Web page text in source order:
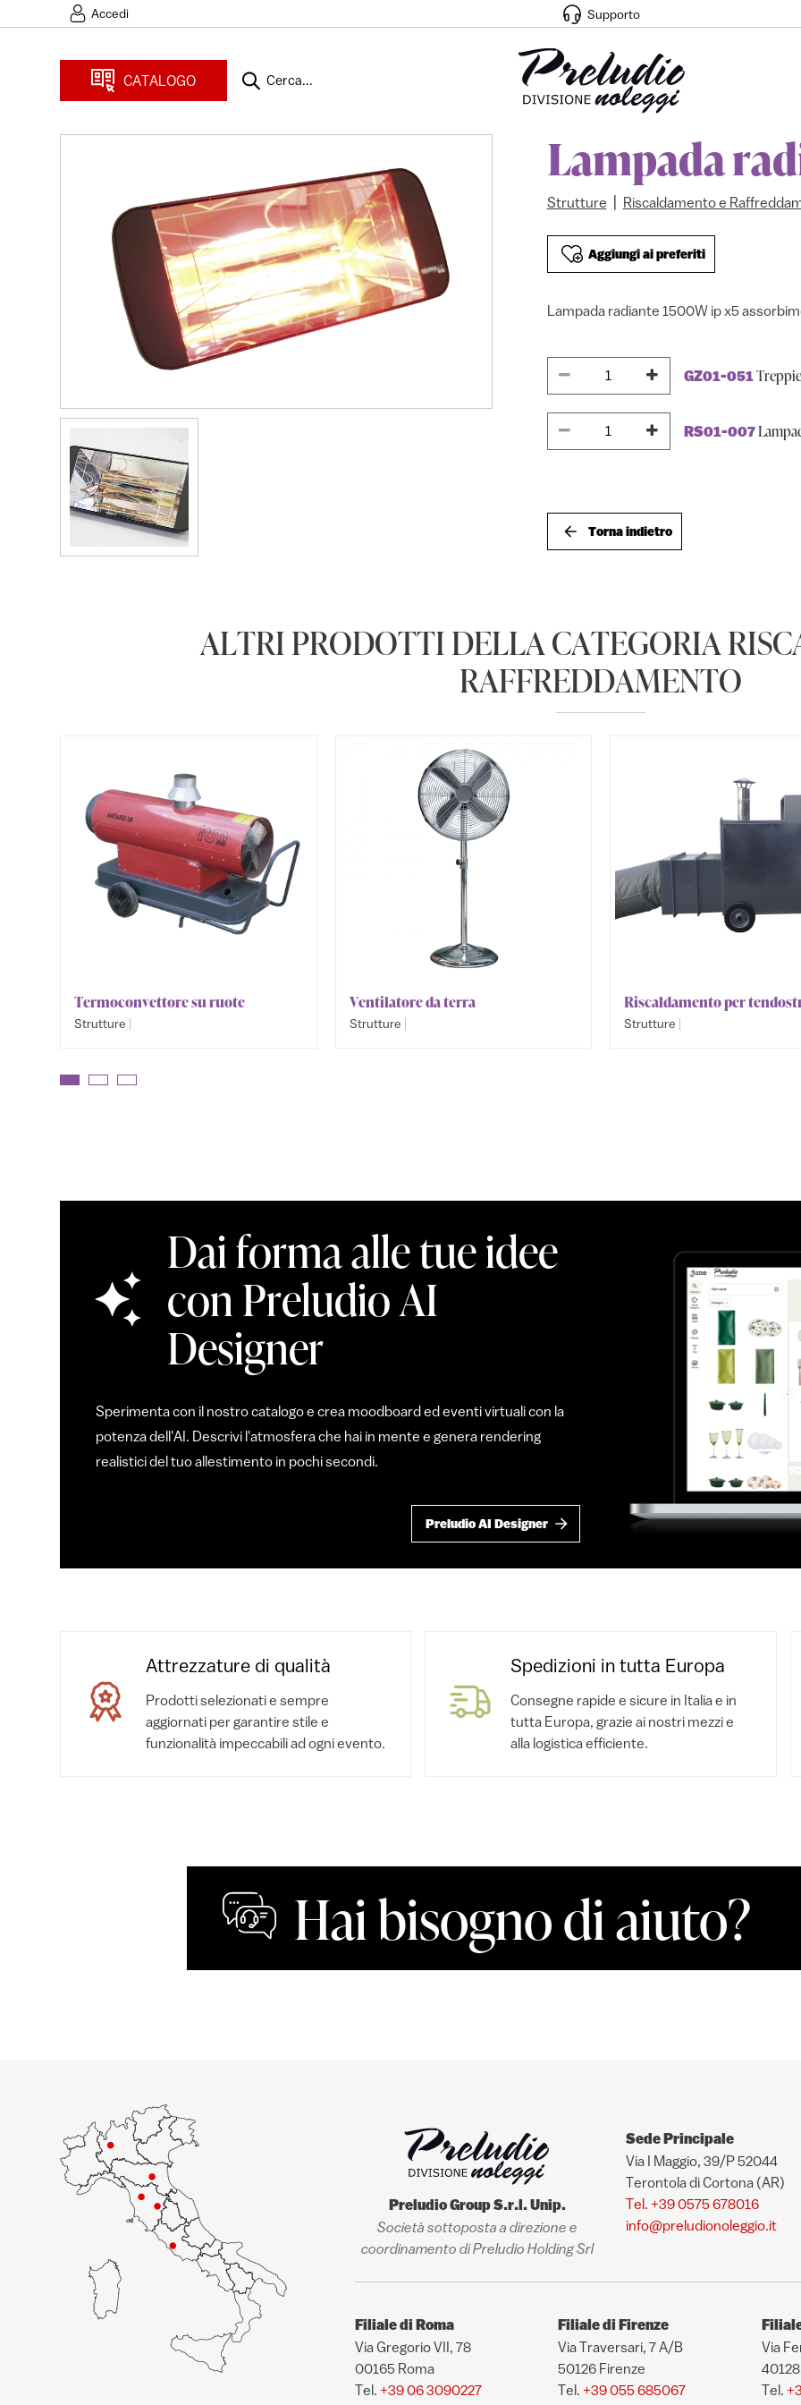
Accedi Supporto
CATALOGO Cerca...
Lampada
Strutture Riscaldamento e
Aggiungi ai preferiti
Lampada radiante 1500W ip x5
GZ01-051
RS01-007
Torna indietro
ALTRI PRODOTTI DELLA CATEGORIA
RAFFREDDAMENTO
Termoconvettore su ruote
Strutture |
Ventilatore da terra
Strutture |
Riscaldamento per
Strutture |
Dai forma alle tue idee
con Preludio AI
Designer
Sperimenta con il nostro catalogo e crea moodboard ed eventi virtuali con la
potenza dell'AI. Descrivi l'atmosfera che hai in mente e genera rendering
realistici del tuo allestimento in pochi secondi.
Preludio AI Designer
Attrezzature di qualità
Prodotti selezionati e sempre
aggiornati per garantire stile e
funzionalità impeccabili ad ogni evento.
Spedizioni in tutta Europa
Consegne rapide e sicure in Italia e in
tutta Europa, grazie ai nostri mezzi e
alla logistica efficiente.
Hai bisogno di aiuto?
Preludio Group S.r.l. Unip.
Società sottoposta a direzione e
coordinamento di Preludio Holding Srl
Sede Principale
Via I Maggio, 39/P 52044
Terontola di Cortona (AR)
Tel. +39 0575 678016
info@preludionoleggio.it
Filiale di Roma
Via Gregorio VII, 78
00165 Roma
Tel. +39 06 3090227
Filiale di Firenze
Via Traversari, 7 A/B
50126 Firenze
Tel. +39 055 685067
Via
Tel.